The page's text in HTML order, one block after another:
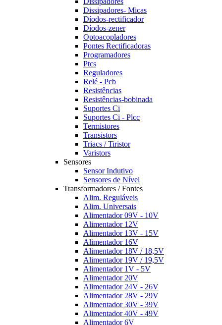
Dissipadores- Micas
Díodos-rectificador
Díodos-zener
Optoacopladores
Pontes Rectificadoras
Programadores
Ptcs
Reguladores
Relé - Pcb
Resistências
Resistências-bobinada
Suportes Ci
Suportes Ci - Plcc
Termistores
Transistors
Triacs / Tiristor
Varistors
Sensores
Sensor Indutivo
Sensores de Nível
Transformadores / Fontes
Alim. Reguláveis
Alim. Universais
Alimentador 09V - 10V
Alimentador 12V
Alimentador 13V - 15V
Alimentador 16V
Alimentador 18V / 18,5V
Alimentador 19V / 19,5V
Alimentador 1V - 5V
Alimentador 20V
Alimentador 24V - 26V
Alimentador 28V - 29V
Alimentador 30V - 39V
Alimentador 40V - 49V
Alimentador 6V